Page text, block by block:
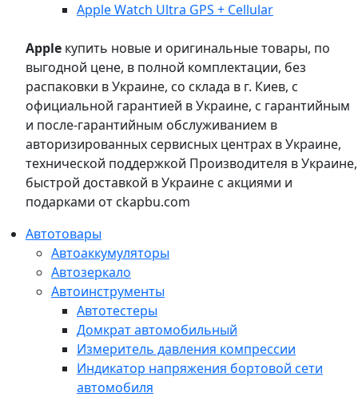
Apple Watch Ultra GPS + Cellular
Apple купить новые и оригинальные товары, по
выгодной цене, в полной комплектации, без
распаковки в Украине, со склада в г. Киев, с
официальной гарантией в Украине, с гарантийным
и после-гарантийным обслуживанием в
авторизированных сервисных центрах в Украине,
технической поддержкой Производителя в Украине,
быстрой доставкой в Украине с акциями и
подарками от ckapbu.com
Автотовары
Автоаккумуляторы
Автозеркало
Автоинструменты
Автотестеры
Домкрат автомобильный
Измеритель давления компрессии
Индикатор напряжения бортовой сети
автомобиля